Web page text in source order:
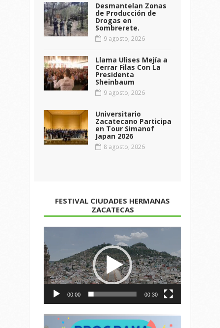
Desmantelan Zonas
de Producción de
Drogas en
Sombrerete.
9 agosto, 2026
Llama Ulises Mejía a
Cerrar Filas Con La
Presidenta
Sheinbaum
9 agosto, 2026
Universitario
Zacatecano Participa
en Tour Simanof
Japan 2026
8 agosto, 2026
FESTIVAL CIUDADES HERMANAS
ZACATECAS
de
vídeo
00:00 00:30